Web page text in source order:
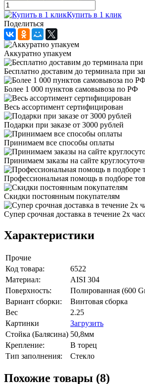
Купить в 1 клик
Поделиться
Аккуратно упакуем
Бесплатно доставим до терминала при
Более 1 000 пунктов самовывоза по РФ
Весь ассортимент сертифицирован
Подарки при заказе от 3000 рублей
Принимаем все способы оплаты
Принимаем заказы на сайте
Профессиональная помощь в подборе
Скидки постоянным покупателям
Супер срочная доставка в течение 2х
Характеристики
Прочие
Код товара:
6522
Материал:
AISI 304
Поверхность:
Полированная (600
Вариант сборки:
Винтовая сборка
Вес
2.25
Картинки
Загрузить
Стойка (Балясина) 50,8мм
Крепление:
В торец
Тип заполнения:
Стекло
Похожие товары (8)